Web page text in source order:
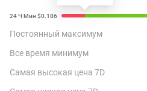
Постоянный максимум
Все время минимум
Самая высокая цена 7D